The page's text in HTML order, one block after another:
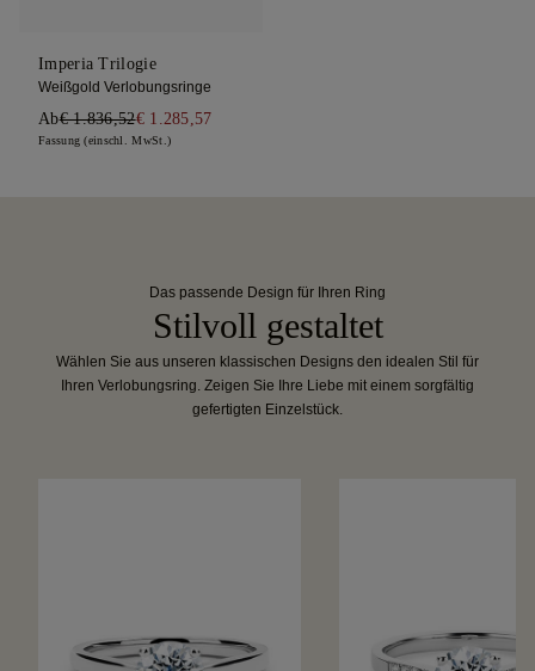
Imperia Trilogie
Weißgold Verlobungsringe
Ab€ 1.836,52€ 1.285,57
Fassung (einschl. MwSt.)
Das passende Design für Ihren Ring
Stilvoll gestaltet
Wählen Sie aus unseren klassischen Designs den idealen Stil für
Ihren Verlobungsring. Zeigen Sie Ihre Liebe mit einem sorgfältig
gefertigten Einzelstück.